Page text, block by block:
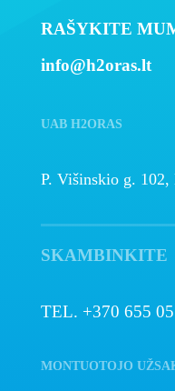
RAŠYKITE
info@h2oras.lt
UAB H2ORAS
P. Višinskio g. 102,
SKAMBINKITE
TEL. +370 655
MONTUOTOJO